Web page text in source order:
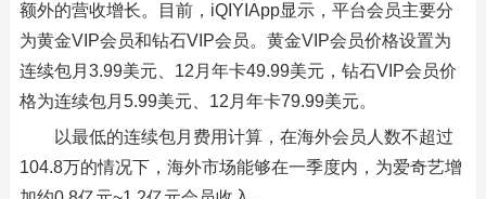
额外的营收增长。目前，iQIYIApp显示，平台会员主要分
为黄金VIP会员和钻石VIP会员。黄金VIP会员价格设置为
连续包月3.99美元、12月年卡49.99美元，钻石VIP会员价
格为连续包月5.99美元、12月年卡79.99美元。
以最低的连续包月费用计算，在海外会员人数不超过
104.8万的情况下，海外市场能够在一季度内，为爱奇艺增